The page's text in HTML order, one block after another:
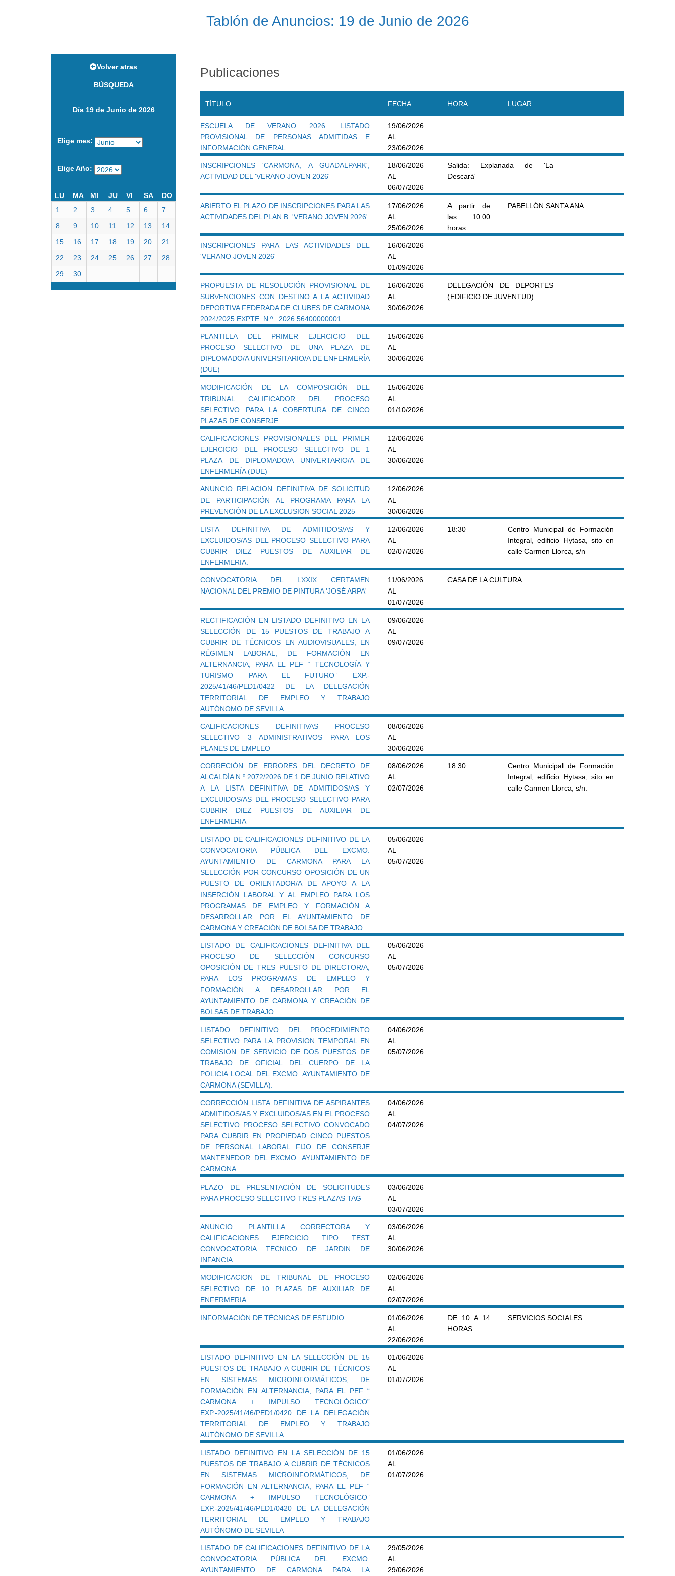
Tablón de Anuncios: 19 de Junio de 2026
Volver atras
BÚSQUEDA
Día 19 de Junio de 2026
Elige mes:
Elige Año:
LU MA MI JU VI SA
DO
1
2 3 4 5 6
7
8
9 10 11 12 13
14
15
16 17 18 19 20
21
22
23 24 25 26 27
28
29
30
Publicaciones
TÍTULO FECHA HORA LUGAR
ESCUELA DE VERANO 2026: LISTADO
PROVISIONAL DE PERSONAS ADMITIDAS E
INFORMACIÓN GENERAL
19/06/2026
AL
23/06/2026
INSCRIPCIONES 'CARMONA, A GUADALPARK',
ACTIVIDAD DEL 'VERANO JOVEN 2026'
18/06/2026
AL
06/07/2026
Salida: Explanada de 'La
Descará'
ABIERTO EL PLAZO DE INSCRIPCIONES PARA LAS
ACTIVIDADES DEL PLAN B: 'VERANO JOVEN 2026'
17/06/2026
AL
25/06/2026
A partir de
las 10:00
horas
PABELLÓN SANTA ANA
INSCRIPCIONES PARA LAS ACTIVIDADES DEL
'VERANO JOVEN 2026'
16/06/2026
AL
01/09/2026
PROPUESTA DE RESOLUCIÓN PROVISIONAL DE
SUBVENCIONES CON DESTINO A LA ACTIVIDAD
DEPORTIVA FEDERADA DE CLUBES DE CARMONA
2024/2025 EXPTE. N.º.: 2026 56400000001
16/06/2026
AL
30/06/2026
DELEGACIÓN DE DEPORTES
(EDIFICIO DE JUVENTUD)
PLANTILLA DEL PRIMER EJERCICIO DEL
PROCESO SELECTIVO DE UNA PLAZA DE
DIPLOMADO/A UNIVERSITARIO/A DE ENFERMERÍA
(DUE)
15/06/2026
AL
30/06/2026
MODIFICACIÓN DE LA COMPOSICIÓN DEL
TRIBUNAL CALIFICADOR DEL PROCESO
SELECTIVO PARA LA COBERTURA DE CINCO
PLAZAS DE CONSERJE
15/06/2026
AL
01/10/2026
CALIFICACIONES PROVISIONALES DEL PRIMER
EJERCICIO DEL PROCESO SELECTIVO DE 1
PLAZA DE DIPLOMADO/A UNIVERTARIO/A DE
ENFERMERÍA (DUE)
12/06/2026
AL
30/06/2026
ANUNCIO RELACION DEFINITIVA DE SOLICITUD
DE PARTICIPACIÓN AL PROGRAMA PARA LA
PREVENCIÓN DE LA EXCLUSION SOCIAL 2025
12/06/2026
AL
30/06/2026
LISTA DEFINITIVA DE ADMITIDOS/AS Y
EXCLUIDOS/AS DEL PROCESO SELECTIVO PARA
CUBRIR DIEZ PUESTOS DE AUXILIAR DE
ENFERMERIA.
12/06/2026
AL
02/07/2026
18:30
Centro Municipal de Formación
Integral, edificio Hytasa, sito en
calle Carmen Llorca, s/n
CONVOCATORIA DEL LXXIX CERTAMEN
NACIONAL DEL PREMIO DE PINTURA 'JOSÉ ARPA'
11/06/2026
AL
01/07/2026
CASA DE LA CULTURA
RECTIFICACIÓN EN LISTADO DEFINITIVO EN LA
SELECCIÓN DE 15 PUESTOS DE TRABAJO A
CUBRIR DE TÉCNICOS EN AUDIOVISUALES, EN
RÉGIMEN LABORAL, DE FORMACIÓN EN
ALTERNANCIA, PARA EL PEF “ TECNOLOGÍA Y
TURISMO PARA EL FUTURO” EXP.-
2025/41/46/PED1/0422 DE LA DELEGACIÓN
TERRITORIAL DE EMPLEO Y TRABAJO
AUTÓNOMO DE SEVILLA.
09/06/2026
AL
09/07/2026
CALIFICACIONES DEFINITIVAS PROCESO
SELECTIVO 3 ADMINISTRATIVOS PARA LOS
PLANES DE EMPLEO
08/06/2026
AL
30/06/2026
CORRECIÓN DE ERRORES DEL DECRETO DE
ALCALDÍA N.º 2072/2026 DE 1 DE JUNIO RELATIVO
A LA LISTA DEFINITIVA DE ADMITIDOS/AS Y
EXCLUIDOS/AS DEL PROCESO SELECTIVO PARA
CUBRIR DIEZ PUESTOS DE AUXILIAR DE
ENFERMERIA
08/06/2026
AL
02/07/2026
18:30
Centro Municipal de Formación
Integral, edificio Hytasa, sito en
calle Carmen Llorca, s/n.
LISTADO DE CALIFICACIONES DEFINITIVO DE LA
CONVOCATORIA PÚBLICA DEL EXCMO.
AYUNTAMIENTO DE CARMONA PARA LA
SELECCIÓN POR CONCURSO OPOSICIÓN DE UN
PUESTO DE ORIENTADOR/A DE APOYO A LA
INSERCIÓN LABORAL Y AL EMPLEO PARA LOS
PROGRAMAS DE EMPLEO Y FORMACIÓN A
DESARROLLAR POR EL AYUNTAMIENTO DE
CARMONA Y CREACIÓN DE BOLSA DE TRABAJO
05/06/2026
AL
05/07/2026
LISTADO DE CALIFICACIONES DEFINITIVA DEL
PROCESO DE SELECCIÓN CONCURSO
OPOSICIÓN DE TRES PUESTO DE DIRECTOR/A,
PARA LOS PROGRAMAS DE EMPLEO Y
FORMACIÓN A DESARROLLAR POR EL
AYUNTAMIENTO DE CARMONA Y CREACIÓN DE
BOLSAS DE TRABAJO.
05/06/2026
AL
05/07/2026
LISTADO DEFINITIVO DEL PROCEDIMIENTO
SELECTIVO PARA LA PROVISION TEMPORAL EN
COMISION DE SERVICIO DE DOS PUESTOS DE
TRABAJO DE OFICIAL DEL CUERPO DE LA
POLICIA LOCAL DEL EXCMO. AYUNTAMIENTO DE
CARMONA (SEVILLA).
04/06/2026
AL
05/07/2026
CORRECCIÓN LISTA DEFINITIVA DE ASPIRANTES
ADMITIDOS/AS Y EXCLUIDOS/AS EN EL PROCESO
SELECTIVO PROCESO SELECTIVO CONVOCADO
PARA CUBRIR EN PROPIEDAD CINCO PUESTOS
DE PERSONAL LABORAL FIJO DE CONSERJE
MANTENEDOR DEL EXCMO. AYUNTAMIENTO DE
CARMONA
04/06/2026
AL
04/07/2026
PLAZO DE PRESENTACIÓN DE SOLICITUDES
PARA PROCESO SELECTIVO TRES PLAZAS TAG
03/06/2026
AL
03/07/2026
ANUNCIO PLANTILLA CORRECTORA Y
CALIFICACIONES EJERCICIO TIPO TEST
CONVOCATORIA TECNICO DE JARDIN DE
INFANCIA
03/06/2026
AL
30/06/2026
MODIFICACION DE TRIBUNAL DE PROCESO
SELECTIVO DE 10 PLAZAS DE AUXILIAR DE
ENFERMERIA
02/06/2026
AL
02/07/2026
INFORMACIÓN DE TÉCNICAS DE ESTUDIO
01/06/2026
AL
22/06/2026
DE 10 A 14
HORAS
SERVICIOS SOCIALES
LISTADO DEFINITIVO EN LA SELECCIÓN DE 15
PUESTOS DE TRABAJO A CUBRIR DE TÉCNICOS
EN SISTEMAS MICROINFORMÁTICOS, DE
FORMACIÓN EN ALTERNANCIA, PARA EL PEF “
CARMONA + IMPULSO TECNOLÓGICO”
EXP.-2025/41/46/PED1/0420 DE LA DELEGACIÓN
TERRITORIAL DE EMPLEO Y TRABAJO
AUTÓNOMO DE SEVILLA
01/06/2026
AL
01/07/2026
LISTADO DEFINITIVO EN LA SELECCIÓN DE 15
PUESTOS DE TRABAJO A CUBRIR DE TÉCNICOS
EN SISTEMAS MICROINFORMÁTICOS, DE
FORMACIÓN EN ALTERNANCIA, PARA EL PEF “
CARMONA + IMPULSO TECNOLÓGICO”
EXP.-2025/41/46/PED1/0420 DE LA DELEGACIÓN
TERRITORIAL DE EMPLEO Y TRABAJO
AUTÓNOMO DE SEVILLA
01/06/2026
AL
01/07/2026
LISTADO DE CALIFICACIONES DEFINITIVO DE LA
CONVOCATORIA PÚBLICA DEL EXCMO.
AYUNTAMIENTO DE CARMONA PARA LA
29/05/2026
AL
29/06/2026